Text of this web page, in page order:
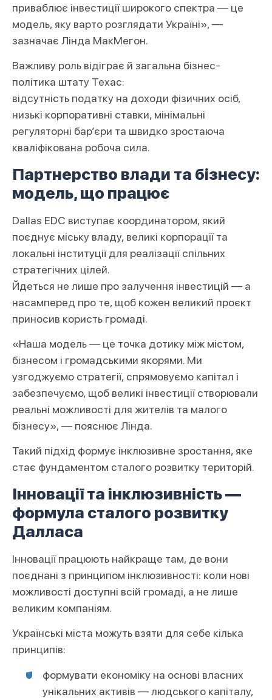
приваблює інвестиції широкого спектра — це
модель, яку варто розглядати Україні», —
зазначає Лінда МакМегон.
Важливу роль відіграє й загальна бізнес-
політика штату Техас:
відсутність податку на доходи фізичних осіб,
низькі корпоративні ставки, мінімальні
регуляторні бар’єри та швидко зростаюча
кваліфікована робоча сила.
Партнерство влади та бізнесу:
модель, що працює
Dallas EDC виступає координатором, який
поєднує міську владу, великі корпорації та
локальні інституції для реалізації спільних
стратегічних цілей.
Йдеться не лише про залучення інвестицій — а
насамперед про те, щоб кожен великий проєкт
приносив користь громаді.
«Наша модель — це точка дотику між містом,
бізнесом і громадськими якорями. Ми
узгоджуємо стратегії, спрямовуємо капітал і
забезпечуємо, щоб великі інвестиції створювали
реальні можливості для жителів та малого
бізнесу», — пояснює Лінда.
Такий підхід формує інклюзивне зростання, яке
стає фундаментом сталого розвитку територій.
Інновації та інклюзивність —
формула сталого розвитку
Далласа
Інновації працюють найкраще там, де вони
поєднані з принципом інклюзивності: коли нові
можливості доступні всій громаді, а не лише
великим компаніям.
Українські міста можуть взяти для себе кілька
принципів:
формувати економіку на основі власних
унікальних активів — людського капіталу,